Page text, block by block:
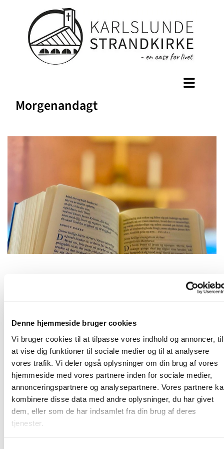
Denne hjemmeside bruger cookies
Vi bruger cookies til at tilpasse vores indhold og annoncer, til
at vise dig funktioner til sociale medier og til at analysere
vores trafik. Vi deler også oplysninger om din brug af vores
hjemmeside med vores partnere inden for sociale medier,
annonceringspartnere og analysepartnere. Vores partnere
kombinere disse data med andre oplysninger, du har givet
dem, eller som de har indsamlet fra din brug af deres
tjenester.
Morgenandagt
Fredag 15. januar 2027, kl. 09:00
2690 Karlslunde
Frivillige og ansatte mødes til morgenandagt. Her taler vi
om det, som vi gerne vil have bedt en bøn for, og vi synger
et par sange. Bagefter er der kaffe. Vi sidder i "bunden" af
kirkerummet (sideskibet) - så kom ind og vær med!